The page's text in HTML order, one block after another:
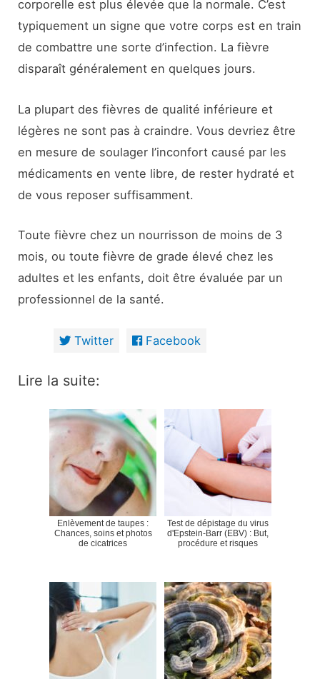
corporelle est plus élevée que la normale. C’est
typiquement un signe que votre corps est en train
de combattre une sorte d’infection. La fièvre
disparaît généralement en quelques jours.
La plupart des fièvres de qualité inférieure et
légères ne sont pas à craindre. Vous devriez être
en mesure de soulager l’inconfort causé par les
médicaments en vente libre, de rester hydraté et
de vous reposer suffisamment.
Toute fièvre chez un nourrisson de moins de 3
mois, ou toute fièvre de grade élevé chez les
adultes et les enfants, doit être évaluée par un
professionnel de la santé.
Twitter Facebook
Lire la suite:
Enlèvement de taupes :
Chances, soins et photos
de cicatrices
Test de dépistage du virus
d'Epstein-Barr (EBV) : But,
procédure et risques